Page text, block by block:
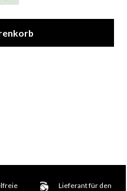
Lieferant für den